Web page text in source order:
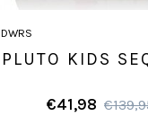
DWRS
PLUTO KIDS
€41,98